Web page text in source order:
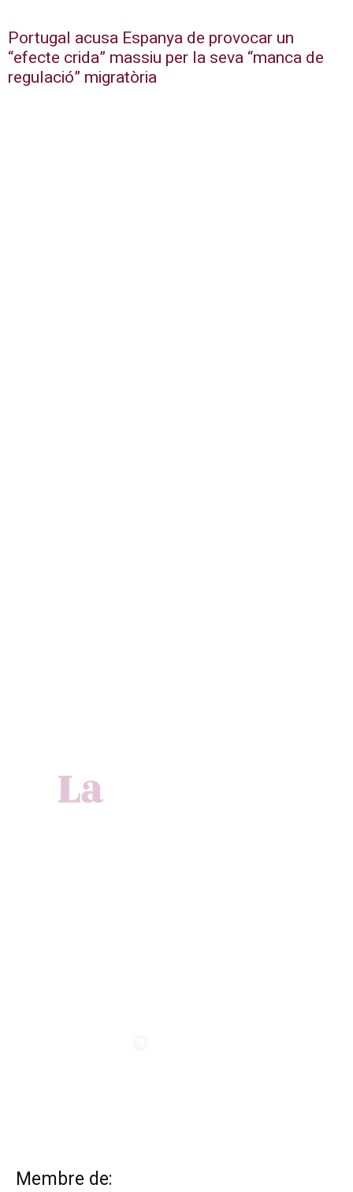
Portugal acusa Espanya de provocar un
“efecte crida” massiu per la seva “manca de
regulació” migratòria
Membre de: